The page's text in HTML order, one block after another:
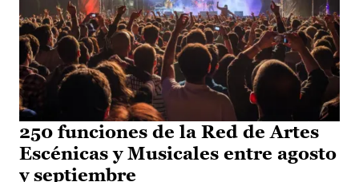
250 funciones de la Red de Artes
Escénicas y Musicales entre agosto
y septiembre